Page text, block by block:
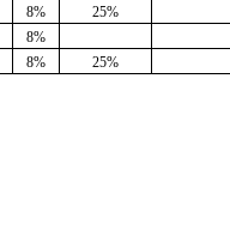
8%
25%
8%
8% 25%